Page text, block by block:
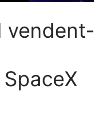
vendent-